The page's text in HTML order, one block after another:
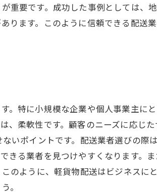
重要です。成功した事例としては、
ます。このように信頼できる配送
特に小規模な企業や個人事業主に
柔軟性です。顧客のニーズに応じ
いポイントです。配送業者選びの際
る業者を見つけやすくなります。
のように、軽貨物配送はビジネスに
。